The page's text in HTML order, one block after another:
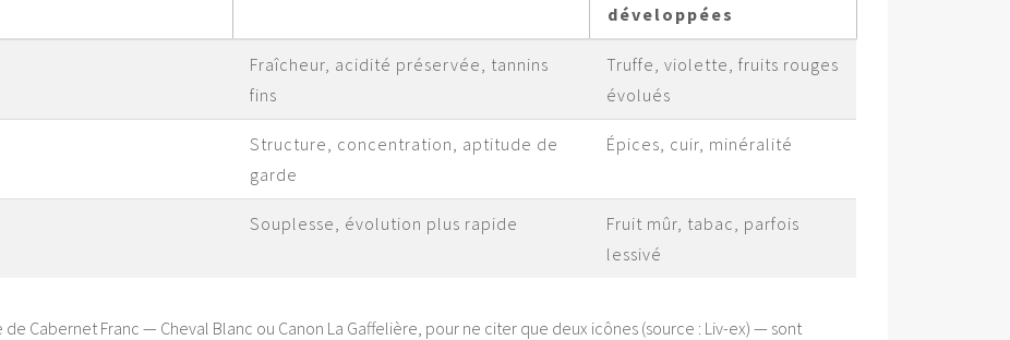
développées
Fraîcheur, acidité préservée, tannins
fins
Truffe, violette, fruits rouges
évolués
Structure, concentration, aptitude de
garde
Épices, cuir, minéralité
Souplesse, évolution plus rapide
Fruit mûr, tabac, parfois
lessivé
Cabernet Franc — Cheval Blanc ou Canon La Gaffelière, pour ne citer que deux icônes (source : Liv-ex) — sont